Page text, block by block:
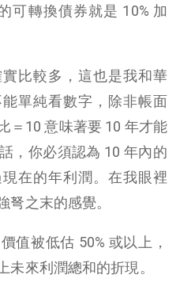
可轉換債券就是 10% 加
比較多，這也是我和華
單純看數字，除非帳面
＝10 意味著要 10 年才能
，你必須認為 10 年內的
在的年利潤。在我眼裡
弩之末的感覺。
值被低估 50% 或以上，
未來利潤總和的折現。